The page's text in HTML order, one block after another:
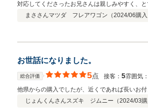
対応してくださったお兄さんは親しみやすく、
まささんマツダ フレアワゴン（2024/06購
お世話になりました。
総合評価 5点 接客： 5雰囲気
他県からの購入でしたが、近くであれば長いお
じょんくんさんスズキ ジムニー（2024/03